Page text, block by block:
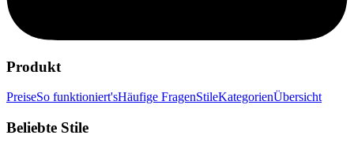
Produkt
PreiseSo funktioniert'sHäufige FragenStileKategorienÜbersicht
Beliebte Stile